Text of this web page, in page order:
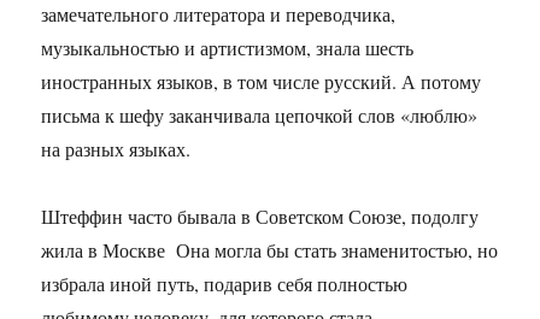
замечательного литератора и переводчика,
музыкальностью и артистизмом, знала шесть
иностранных языков, в том числе русский. А потому
письма к шефу заканчивала цепочкой слов «люблю»
на разных языках.
Штеффин часто бывала в Советском Союзе, подолгу
жила в Москве Она могла бы стать знаменитостью, но
избрала иной путь, подарив себя полностью